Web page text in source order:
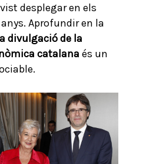
desplegar en els
Aprofundir en la
divulgació de la
catalana és un